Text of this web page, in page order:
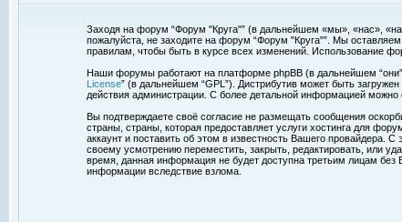
Заходя на форум “Форум "Круга"” (в дальнейшем «мы», «нас»,
пожалуйста, не заходите на форум “Форум "Круга"”. Мы
правилам, чтобы быть в курсе всех изменений. Использование
Наши форумы работают на платформе phpBB (в дальнейшем “они”,
License” (в дальнейшем “GPL”). Дистрибутив может быть загружен
действия администрации. С более детальной информацией можно
Вы подтверждаете своё согласие не размещать сообщения
страны, страны, которая предоставляет услуги хостинга для
аккаунт и поставить об этом в известность Вашего провайдера.
своему усмотрению переместить, закрыть, редактировать, или
время, данная информация не будет доступна третьим лицам без
информации вследствие взлома.